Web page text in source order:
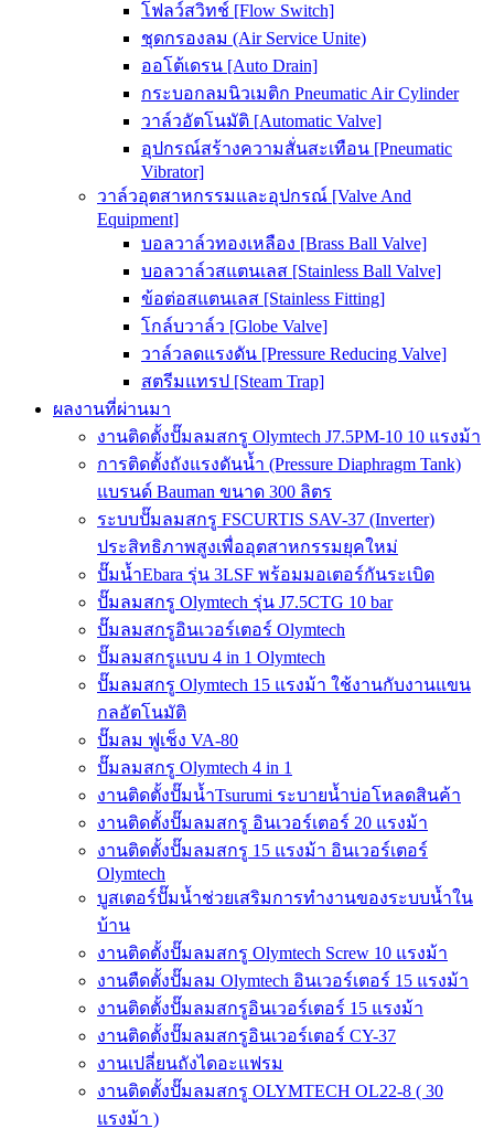
โฟลว์สวิทช์ [Flow Switch]
ชุดกรองลม (Air Service Unite)
ออโต้เดรน [Auto Drain]
กระบอกลมนิวเมติก Pneumatic Air Cylinder
วาล์วอัตโนมัติ [Automatic Valve]
อุปกรณ์สร้างความสั่นสะเทือน [Pneumatic
Vibrator]
วาล์วอุตสาหกรรมและอุปกรณ์ [Valve And
Equipment]
บอลวาล์วทองเหลือง [Brass Ball Valve]
บอลวาล์วสแตนเลส [Stainless Ball Valve]
ข้อต่อสแตนเลส [Stainless Fitting]
โกล์บวาล์ว [Globe Valve]
วาล์วลดแรงดัน [Pressure Reducing Valve]
สตรีมแทรป [Steam Trap]
ผลงานที่ผ่านมา
งานติดตั้งปั๊มลมสกรู Olymtech J7.5PM-10 10 แรงม้า
การติดตั้งถังแรงดันน้ำ (Pressure Diaphragm Tank)
แบรนด์ Bauman ขนาด 300 ลิตร
ระบบปั๊มลมสกรู FSCURTIS SAV-37 (Inverter)
ประสิทธิภาพสูงเพื่ออุตสาหกรรมยุคใหม่
ปั๊มน้ำEbara รุ่น 3LSF พร้อมมอเตอร์กันระเบิด
ปั๊มลมสกรู Olymtech รุ่น J7.5CTG 10 bar
ปั๊มลมสกรูอินเวอร์เตอร์ Olymtech
ปั๊มลมสกรูแบบ 4 in 1 Olymtech
ปั๊มลมสกรู Olymtech 15 แรงม้า ใช้งานกับงานแขน
กลอัตโนมัติ
ปั๊มลม ฟูเช็ง VA-80
ปั๊มลมสกรู Olymtech 4 in 1
งานติดตั้งปั๊มน้ำTsurumi ระบายน้ำบ่อโหลดสินค้า
งานติดตั้งปั๊มลมสกรู อินเวอร์เตอร์ 20 แรงม้า
งานติดตั้งปั๊มลมสกรู 15 แรงม้า อินเวอร์เตอร์
Olymtech
บูสเตอร์ปั๊มน้ำช่วยเสริมการทำงานของระบบน้ำใน
บ้าน
งานติดตั้งปั๊มลมสกรู Olymtech Screw 10 แรงม้า
งานตืดตั้งปั๊มลม Olymtech อินเวอร์เตอร์ 15 แรงม้า
งานติดตั้งปั๊มลมสกรูอินเวอร์เตอร์ 15 แรงม้า
งานติดตั้งปั๊มลมสกรูอินเวอร์เตอร์ CY-37
งานเปลี่ยนถังไดอะแฟรม
งานติดตั้งปั๊มลมสกรู OLYMTECH OL22-8 ( 30
แรงม้า )